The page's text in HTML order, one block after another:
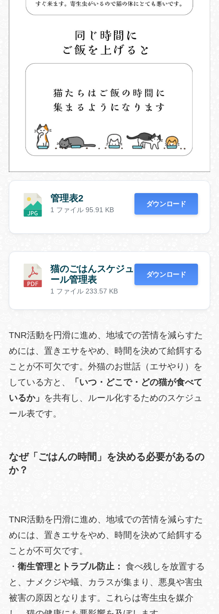
管理表2
1 ファイル95.91 KB
ダウンロード
猫のごはんスケジュ
ール管理表
1 ファイル 233.57 KB
ダウンロード
TNR活動を円滑に進め、地域での苦情を減らすた
めには、置きエサをやめ、時間を決めて給餌する
ことが不可欠です。外猫のお世話（エサやり）を
している方と、
「いつ・どこで・どの猫が食べて
いるか」 を共有し、ルール化するためのスケジュ
ール表です。
なぜ「ごはんの時間」を決める必要があるの
か？
TNR活動を円滑に進め、地域での苦情を減らすた
めには、置きエサをやめ、時間を決めて給餌する
ことが不可欠です。
・ 衛生管理とトラブル防止： 食べ残しを放置する
と、ナメクジや蟻、カラスが集まり、悪臭や害虫
被害の原因となります。これらは寄生虫を媒介